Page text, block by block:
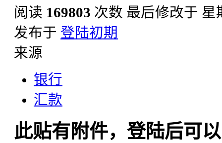
阅读 169803 次数 最后修改于 星
发布于 登陆初期
来源
银行
汇款
此贴有附件，登陆后可